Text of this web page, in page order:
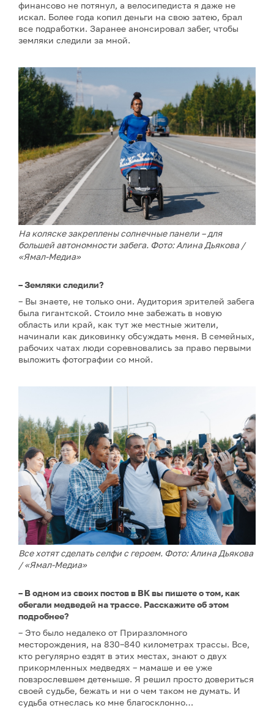
финансово не потянул, а велосипедиста я даже не
искал. Более года копил деньги на свою затею, брал
все подработки. Заранее анонсировал забег, чтобы
земляки следили за мной.
На коляске закреплены солнечные панели – для
большей автономности забега. Фото: Алина Дьякова /
«Ямал-Медиа»
– Земляки следили?
– Вы знаете, не только они. Аудитория зрителей забега
была гигантской. Стоило мне забежать в новую
область или край, как тут же местные жители,
начинали как диковинку обсуждать меня. В семейных,
рабочих чатах люди соревновались за право первыми
выложить фотографии со мной.
Все хотят сделать селфи с героем. Фото: Алина Дьякова
/ «Ямал-Медиа»
– В одном из своих постов в ВК вы пишете о том, как
обегали медведей на трассе. Расскажите об этом
подробнее?
– Это было недалеко от Приразломного
месторождения, на 830–840 километрах трассы. Все,
кто регулярно ездят в этих местах, знают о двух
прикормленных медведях – мамаше и ее уже
повзрослевшем детеныше. Я решил просто довериться
своей судьбе, бежать и ни о чем таком не думать. И
судьба отнеслась ко мне благосклонно…